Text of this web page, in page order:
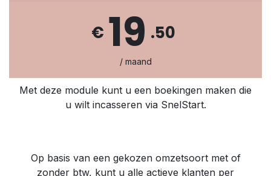
€ 19 .50
/ maand
Met deze module kunt u een boekingen maken die
u wilt incasseren via SnelStart.
Op basis van een gekozen omzetsoort met of
zonder btw, kunt u alle actieve klanten per